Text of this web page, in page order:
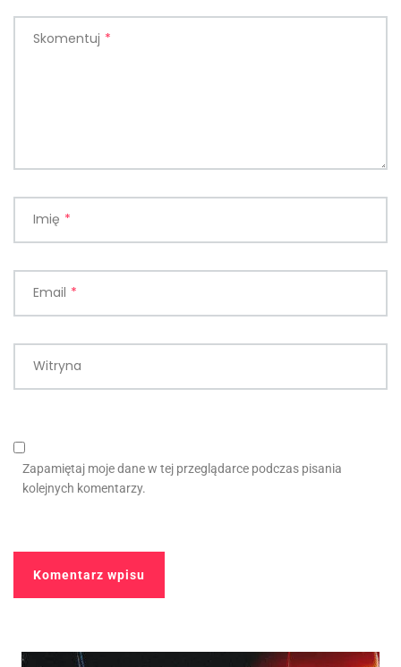
Skomentuj *
Imię *
Email *
Witryna
Zapamiętaj moje dane w tej przeglądarce podczas pisania
kolejnych komentarzy.